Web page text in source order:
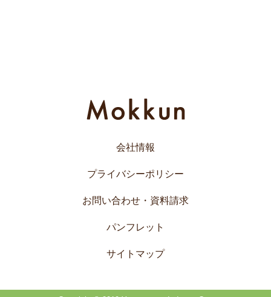
会社情報
プライバシーポリシー
お問い合わせ・資料請求
パンフレット
サイトマップ